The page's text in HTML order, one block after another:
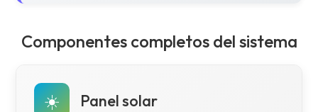
Componentes completos del sistema
☀️ Panel solar